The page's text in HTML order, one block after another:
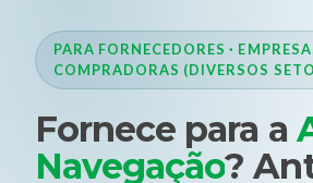
PARA FORNECEDORES ·
COMPRADORAS (DIVERSOS
Fornece para a
Navegação?